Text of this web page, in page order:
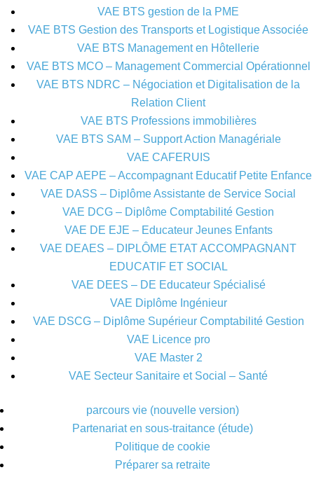
VAE BTS gestion de la PME
VAE BTS Gestion des Transports et Logistique Associée
VAE BTS Management en Hôtellerie
VAE BTS MCO – Management Commercial Opérationnel
VAE BTS NDRC – Négociation et Digitalisation de la
Relation Client
VAE BTS Professions immobilières
VAE BTS SAM – Support Action Managériale
VAE CAFERUIS
VAE CAP AEPE – Accompagnant Educatif Petite Enfance
VAE DASS – Diplôme Assistante de Service Social
VAE DCG – Diplôme Comptabilité Gestion
VAE DE EJE – Educateur Jeunes Enfants
VAE DEAES – DIPLÔME ETAT ACCOMPAGNANT
EDUCATIF ET SOCIAL
VAE DEES – DE Educateur Spécialisé
VAE Diplôme Ingénieur
VAE DSCG – Diplôme Supérieur Comptabilité Gestion
VAE Licence pro
VAE Master 2
VAE Secteur Sanitaire et Social – Santé
parcours vie (nouvelle version)
Partenariat en sous-traitance (étude)
Politique de cookie
Préparer sa retraite